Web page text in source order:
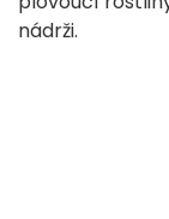
nádrži.